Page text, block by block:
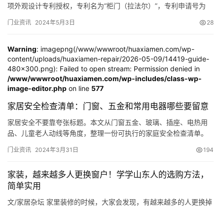
项外观设计专利授权，专利名为“柜门（拉法尔）”，专利申请号为
外观设计产品的名称：柜门（拉法尔）。2.本外观设计产品的用途：
状。4.最能表明设计要点的图片或照…
门业资讯 2024年5月3日 28
Warning: imagepng(/www/wwwroot/huaxiamen.com/wp-
content/uploads/huaxiamen-repair/2026-05-09/14419-guide-
480x300.png): Failed to open stream: Permission denied in
/www/wwwroot/huaxiamen.com/wp-includes/class-wp-
image-editor.php on line 577
家居安全检查清单：门窗、五金和常用电器哪些要留意
家居安全不要靠夸张标题。本文从门窗五金、玻璃、插座、电热用
品、儿童老人动线等角度，整理一份可执行的家庭安全检查清单。
门业资讯 2024年3月31日 194
家装，越来越多人更换窗户！学学山东人的选购方法，
简单实用
文/家居杂坛 家里装修的时候，大家会发现，有越来越多的人更换掉